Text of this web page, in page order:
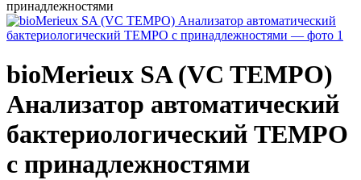
принадлежностями
bioMerieux SA (VC TEMPO)
Анализатор автоматический
бактериологический ТЕМРО
с принадлежностями